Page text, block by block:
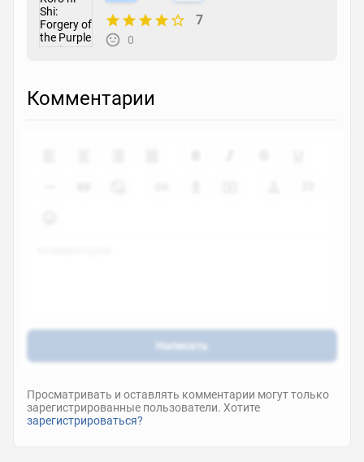
7
0
Комментарии
Написать
Просматривать и оставлять комментарии могут только
зарегистрированные пользователи. Хотите
зарегистрироваться?